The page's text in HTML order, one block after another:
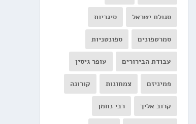
סגולת ישראל סיגריות
סמרטפונים ספונטניות
עבודת הבירורים עופר גיסין
פמיניזם צמחונות קורונה
קרוב אליך רבי נחמן